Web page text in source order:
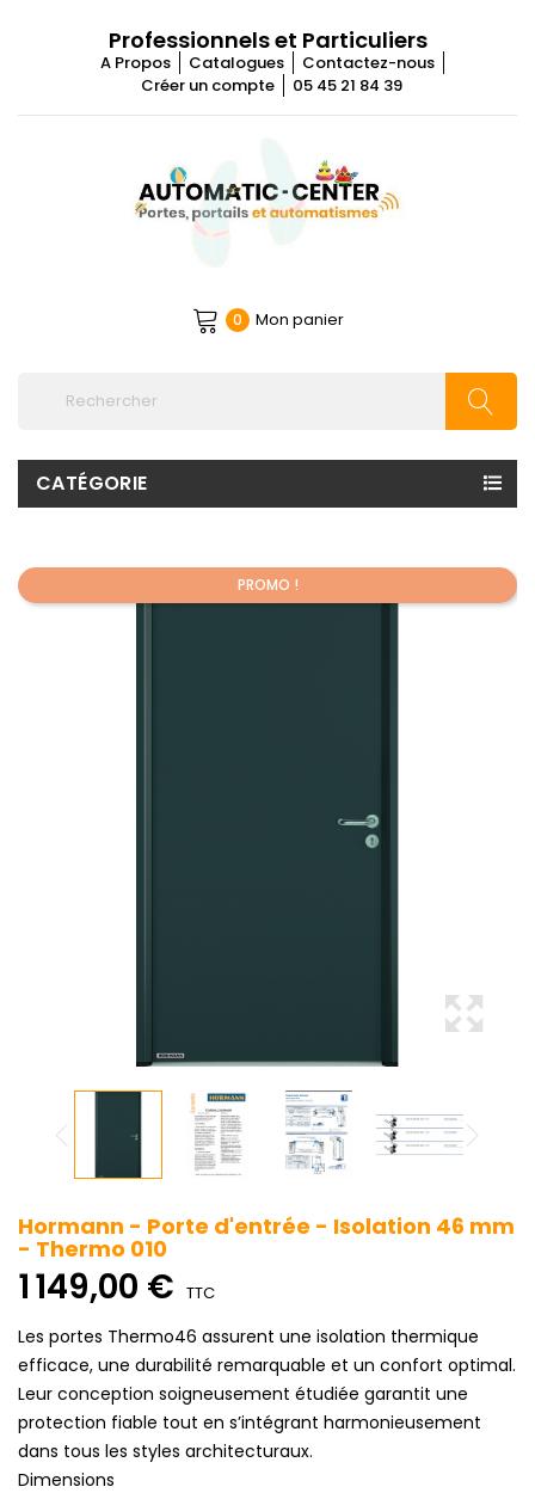
Professionnels et Particuliers
A Propos Catalogues
Contactez-nous
Créer un compte
05 45 21 84 39
0 Mon panier
CATÉGORIE
PROMO !
Promo !
Hormann - Porte d'entrée - Isolation 46 mm
- Thermo 010
1 149,00 € TTC
Les portes Thermo46 assurent une isolation thermique
efficace, une durabilité remarquable et un confort optimal.
Leur conception soigneusement étudiée garantit une
protection fiable tout en s’intégrant harmonieusement
dans tous les styles architecturaux.
Dimensions